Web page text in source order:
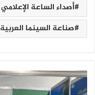
أصداء الساعة الإعلامي
صناعة السينما العربية
ب
ا